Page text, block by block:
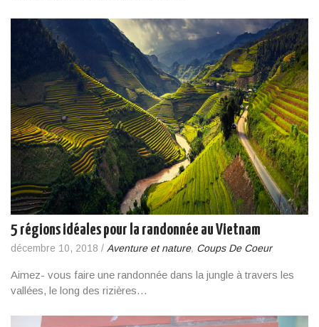
5 régions idéales pour la randonnée au Vietnam
décembre 10, 2018 / Aventure et nature, Coups De Coeur
Aimez- vous faire une randonnée dans la jungle à travers les
vallées, le long des rizières…